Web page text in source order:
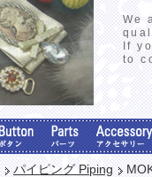
We
If
to
パイピング Piping